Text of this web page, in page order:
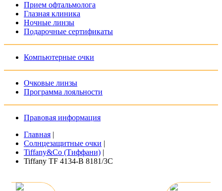
Прием офтальмолога
Глазная клиника
Ночные линзы
Подарочные сертификаты
Компьютерные очки
Очковые линзы
Программа лояльности
Правовая информация
Главная |
Солнцезащитные очки |
Tiffany&Co (Тиффани) |
Tiffany TF 4134-B 8181/3C